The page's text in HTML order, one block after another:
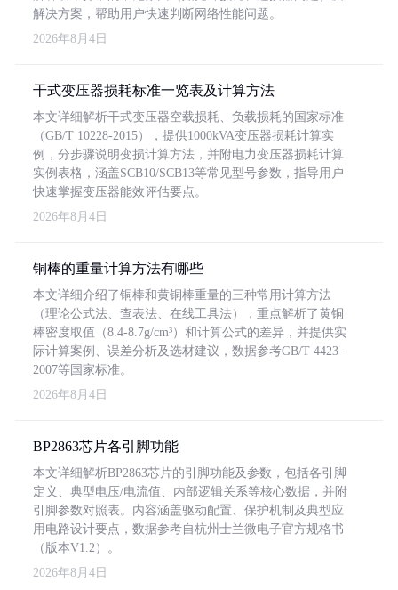
解决方案，帮助用户快速判断网络性能问题。
2026年8月4日
干式变压器损耗标准一览表及计算方法
本文详细解析干式变压器空载损耗、负载损耗的国家标准
（GB/T 10228-2015），提供1000kVA变压器损耗计算实
例，分步骤说明变损计算方法，并附电力变压器损耗计算
实例表格，涵盖SCB10/SCB13等常见型号参数，指导用户
快速掌握变压器能效评估要点。
2026年8月4日
铜棒的重量计算方法有哪些
本文详细介绍了铜棒和黄铜棒重量的三种常用计算方法
（理论公式法、查表法、在线工具法），重点解析了黄铜
棒密度取值（8.4-8.7g/cm³）和计算公式的差异，并提供实
际计算案例、误差分析及选材建议，数据参考GB/T 4423-
2007等国家标准。
2026年8月4日
BP2863芯片各引脚功能
本文详细解析BP2863芯片的引脚功能及参数，包括各引脚
定义、典型电压/电流值、内部逻辑关系等核心数据，并附
引脚参数对照表。内容涵盖驱动配置、保护机制及典型应
用电路设计要点，数据参考自杭州士兰微电子官方规格书
（版本V1.2）。
2026年8月4日